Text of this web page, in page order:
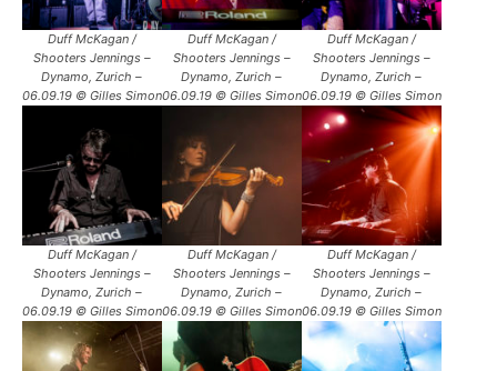
Duff McKagan /
Shooters Jennings –
Dynamo, Zurich –
06.09.19 © Gilles Simon
Duff McKagan /
Shooters Jennings –
Dynamo, Zurich –
06.09.19 © Gilles Simon
Duff McKagan /
Shooters Jennings –
Dynamo, Zurich –
06.09.19 © Gilles Simon
Duff McKagan /
Shooters Jennings –
Dynamo, Zurich –
06.09.19 © Gilles Simon
Duff McKagan /
Shooters Jennings –
Dynamo, Zurich –
06.09.19 © Gilles Simon
Duff McKagan /
Shooters Jennings –
Dynamo, Zurich –
06.09.19 © Gilles Simon